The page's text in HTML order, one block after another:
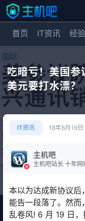
首页 IT资讯 经
吃暗亏！美国
美元要打水漂？
IT资讯 18年6月19日
主机吧
主机吧站长 十年网络运维经验，精通安
本以为达成新协议后
能告一段落了。然而
乱卷风! 6 月 19 日